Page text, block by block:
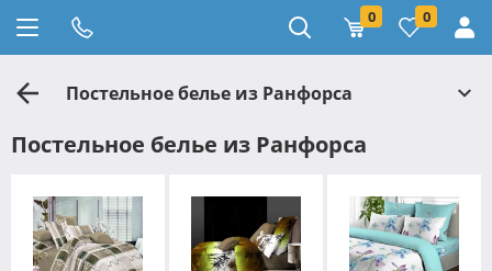
0 0
Постельное белье из Ранфорса
Постельное белье из Ранфорса